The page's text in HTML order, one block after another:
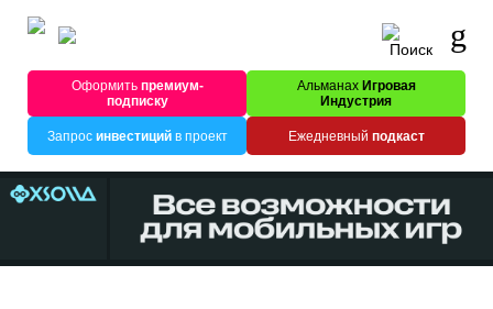
Оформитьпремиум-
подписку
Альманах Игровая
Индустрия
Запрос инвестицийв проект Ежедневный подкаст